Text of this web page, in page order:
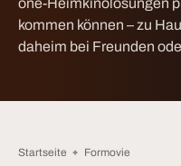
one-Heimkinolösungen
kommen können – zu
daheim bei Freunden
Startseite Formovie